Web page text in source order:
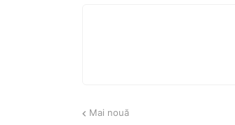
Mai nouă